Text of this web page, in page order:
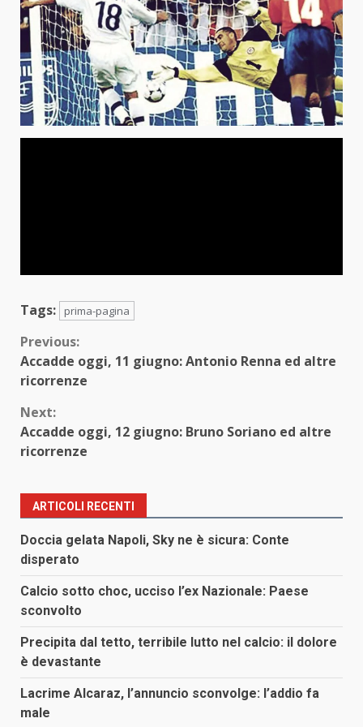
Tags: prima-pagina
Continue
Reading
Previous:
Accadde oggi, 11 giugno: Antonio Renna ed altre
ricorrenze
Next:
Accadde oggi, 12 giugno: Bruno Soriano ed altre
ricorrenze
ARTICOLI RECENTI
Doccia gelata Napoli, Sky ne è sicura: Conte
disperato
Calcio sotto choc, ucciso l’ex Nazionale: Paese
sconvolto
Precipita dal tetto, terribile lutto nel calcio: il dolore
è devastante
Lacrime Alcaraz, l’annuncio sconvolge: l’addio fa
male